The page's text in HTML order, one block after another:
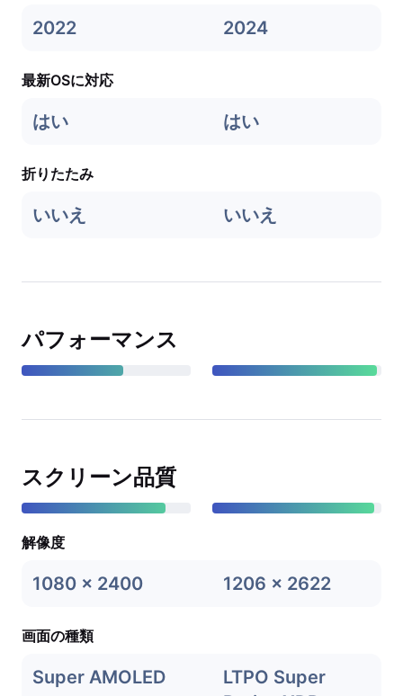
2022 2024
最新OSに対応
はい はい
折りたたみ
いいえ いいえ
パフォーマンス
スクリーン品質
解像度
1080 x 2400 1206 x 2622
画面の種類
Super AMOLED
LTPO Super